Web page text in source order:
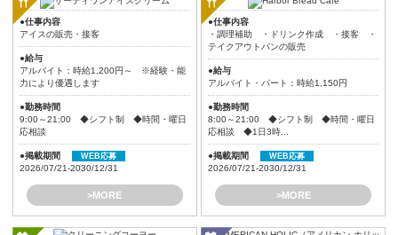
●仕事内容
アイスの販売・接客
●給与
アルバイト：時給1,200円～ ※経験・能
力により優遇します
●勤務時間
9:00～21:00 ◆シフト制 ◆時間・曜日
応相談
●掲載期間 WEB応募
2026/07/21-2030/12/31
>MORE
●仕事内容
・調理補助 ・ドリンク作成 ・接客 ・
テイクアウトパンの販売
●給与
アルバイト・パート：時給1,150円
●勤務時間
8:00～21:00 ◆シフト制 ◆時間・曜日
応相談 ◆1日3時...
●掲載期間 WEB応募
2026/07/21-2030/12/31
>MORE